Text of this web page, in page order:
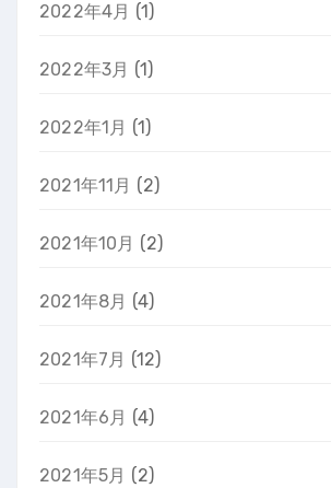
2022年4月 (1)
2022年3月 (1)
2022年1月 (1)
2021年11月 (2)
2021年10月 (2)
2021年8月 (4)
2021年7月 (12)
2021年6月 (4)
2021年5月 (2)